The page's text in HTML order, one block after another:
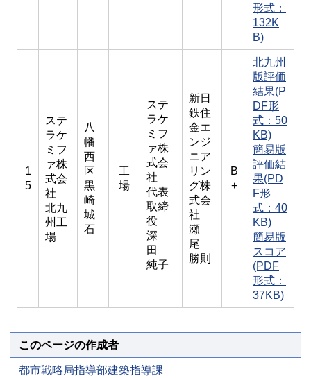
形式：
132K
B)
1
5
ステ
ラケ
ミフ
ァ株
式会
社
北九
州工
場
八
幡
西
区
黒
崎
城
石
工
場
ステ
ラケ
ミフ
ァ株
式会
社
代表
取締
役
深
田
純子
新日
鉄住
金エ
ンジ
ニア
リン
グ株
式会
社
瀬
尾
勝則
B
+
北九州
版評価
結果(P
DF形
式：50
KB)
簡易版
評価結
果(PD
F形
式：40
KB)
簡易版
スコア
(PDF
形式：
37KB)
このページの作成者
都市戦略局指導部建築指導課